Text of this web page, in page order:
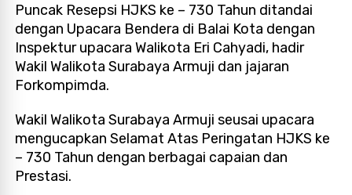
Puncak Resepsi HJKS ke – 730 Tahun ditandai
dengan Upacara Bendera di Balai Kota dengan
Inspektur upacara Walikota Eri Cahyadi, hadir
Wakil Walikota Surabaya Armuji dan jajaran
Forkompimda.
Wakil Walikota Surabaya Armuji seusai upacara
mengucapkan Selamat Atas Peringatan HJKS ke
– 730 Tahun dengan berbagai capaian dan
Prestasi.